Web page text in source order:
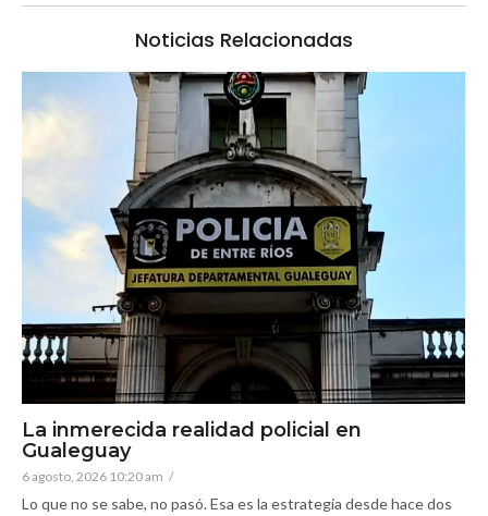
Noticias Relacionadas
La inmerecida realidad policial en
Gualeguay
6 agosto, 2026 10:20 am /
Lo que no se sabe, no pasó. Esa es la estrategia desde hace dos